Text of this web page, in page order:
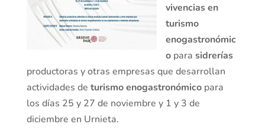
vivencias en
turismo
enogastronómic
o para sidrerías
productoras y otras empresas que desarrollan
actividades de turismo enogastronómicopara
los días 25 y 27 de noviembre y 1 y 3 de
diciembre en Urnieta.